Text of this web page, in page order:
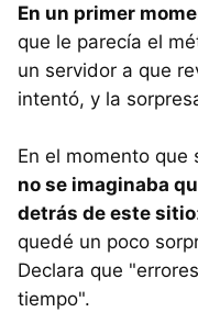
En un primer
que le parecía el
un servidor a que
intentó, y la
En el momento
no se imaginaba
detrás de este sitio
quedé un poco
Declara que
tiempo".